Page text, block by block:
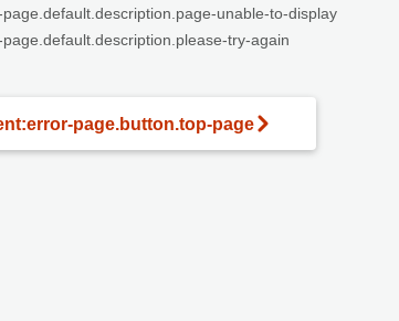
unable-to-display
try-again
page.button.top-page